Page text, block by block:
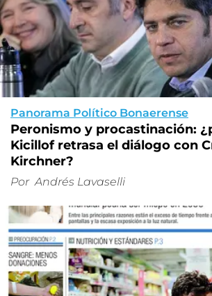
Panorama Político Bonaerense
Peronismo y procastinación:
Kicillof retrasa el diálogo con
Kirchner?
Por Andrés Lavaselli